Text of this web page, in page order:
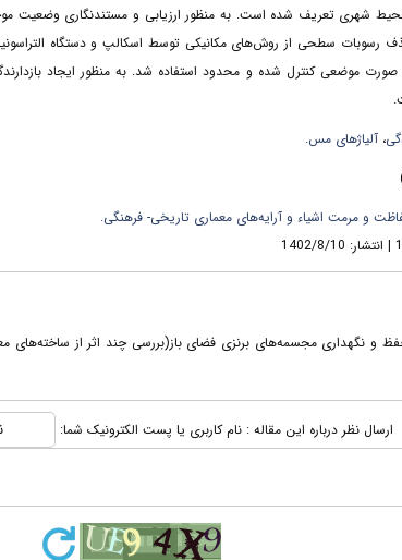
محیط شهری تعریف شده است. به منظور ارزیابی و مستندنگاری وضعیت
رسوبات سطحی از روش‌های مکانیکی توسط اسکالپ و دستگاه
، آلیاژهای مس.
و مرمت اشیاء و آرایه‌های معماری تاریخی- فرهنگی.
(۱۳۸۸). راهکارهای حفظ و نگهداری مجسمه‌های برنزی فضای باز(بررسی چند اثر از
ارسال نظر درباره این مقاله : نام کاربری یا پست الکترونیک شما: